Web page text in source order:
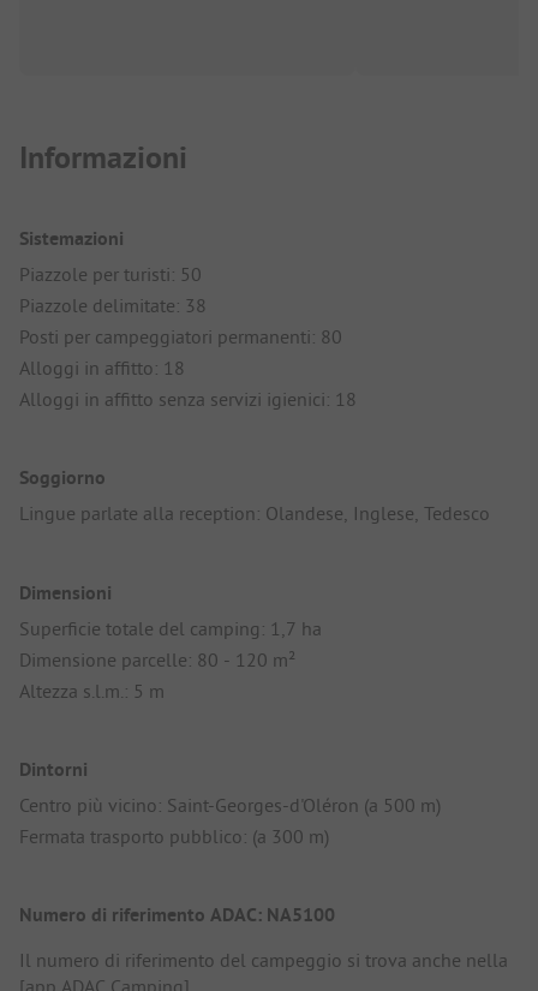
Informazioni
Sistemazioni
Piazzole per turisti: 50
Piazzole delimitate: 38
Posti per campeggiatori permanenti: 80
Alloggi in affitto: 18
Alloggi in affitto senza servizi igienici: 18
Soggiorno
Lingue parlate alla reception: Olandese, Inglese, Tedesco
Dimensioni
Superficie totale del camping: 1,7 ha
Dimensione parcelle: 80 - 120 m²
Altezza s.l.m.: 5 m
Dintorni
Centro più vicino: Saint-Georges-d'Oléron (a 500 m)
Fermata trasporto pubblico: (a 300 m)
Numero di riferimento ADAC: NA5100
Il numero di riferimento del campeggio si trova anche nella